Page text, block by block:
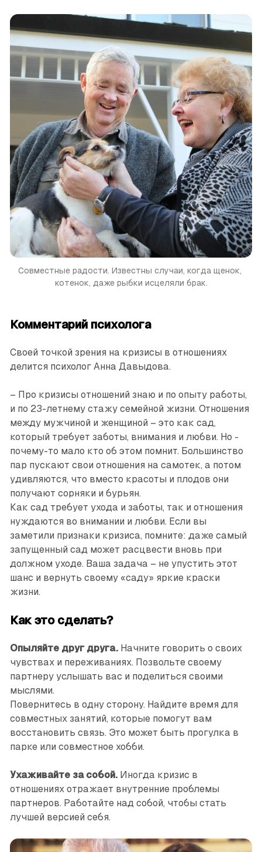
Совместные радости. Известны случаи, когда щенок,
котенок, даже рыбки исцеляли брак.
Комментарий психолога
Своей точкой зрения на кризисы в отношениях
делится психолог Анна Давыдова.
– Про кризисы отношений знаю и по опыту работы,
и по 23-летнему стажу семейной жизни. Отношения
между мужчиной и женщиной – это как сад,
который требует заботы, внимания и любви. Но ­
почему-то мало кто об этом помнит. Большинство
пар пус­кают свои отношения на самотек, а потом
удивляются, что вместо красоты и плодов они
получают сорняки и бурьян.
Как сад требует ухода и заботы, так и отношения
нуждаются во внимании и любви. Если вы
заметили признаки кризиса, помните: даже самый
запущенный сад может расцвести вновь при
должном уходе. Ваша задача – не упустить этот
шанс и вернуть своему «саду» яркие краски
жизни.
Как это сделать?
Опыляйте друг друга. Начните говорить о своих
чувствах и переживаниях. Позвольте своему
партнеру услышать вас и поделиться своими
мыслями.
Повернитесь в одну сторону. Найдите время для
совместных занятий, которые помогут вам
восстановить связь. Это может быть прогулка в
парке или ­совместное хобби.
Ухаживайте за собой.Иногда кризис в
отношениях отражает внутренние проблемы
партнеров. Работайте над собой, чтобы стать
лучшей версией себя.